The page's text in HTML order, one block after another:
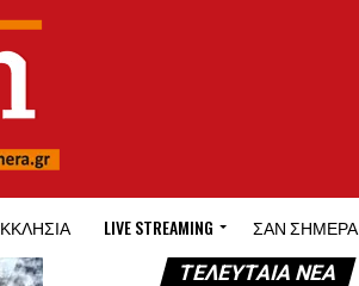
LIVE STREAMING ΣΑΝ ΣΉΜΕΡΑ
ΤΕΛΕΥΤΑΊΑ ΝΈΑ